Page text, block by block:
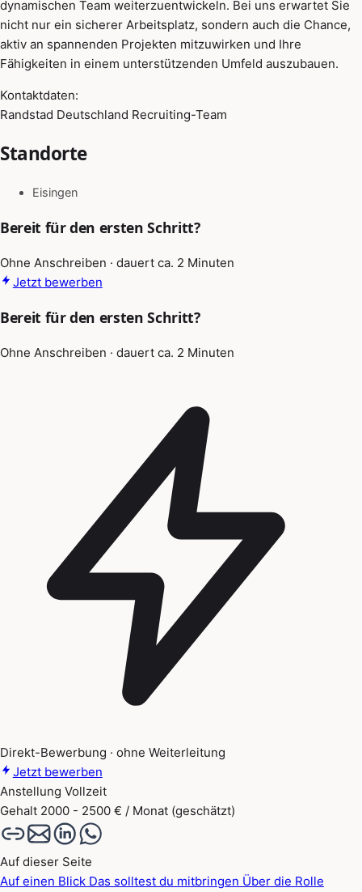
dynamischen Team weiterzuentwickeln. Bei uns erwartet Sie
nicht nur ein sicherer Arbeitsplatz, sondern auch die Chance,
aktiv an spannenden Projekten mitzuwirken und Ihre
Fähigkeiten in einem unterstützenden Umfeld auszubauen.
Kontaktdaten:
Randstad Deutschland Recruiting-Team
Standorte
Eisingen
Bereit für den ersten Schritt?
Ohne Anschreiben · dauert ca. 2 Minuten
Jetzt bewerben
Bereit für den ersten Schritt?
Ohne Anschreiben · dauert ca. 2 Minuten
Direkt-Bewerbung · ohne Weiterleitung
Jetzt bewerben
Anstellung Vollzeit
Gehalt 2000 - 2500 € / Monat (geschätzt)
Auf dieser Seite
Auf einen Blick Das solltest du mitbringen Über die Rolle